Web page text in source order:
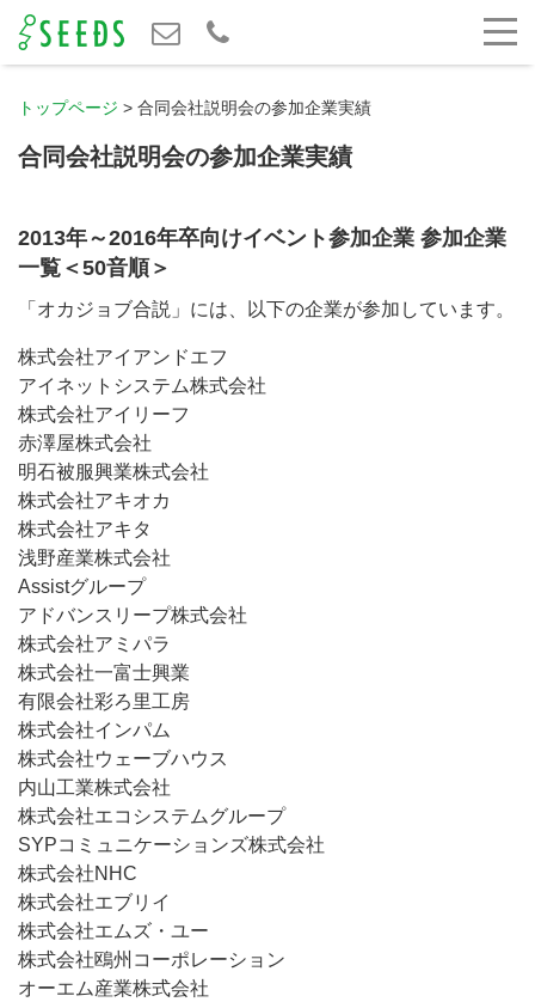
トップページ > 合同会社説明会の参加企業実績
合同会社説明会の参加企業実績
2013年～2016年卒向けイベント参加企業 参加企業
一覧＜50音順＞
「オカジョブ合説」には、以下の企業が参加しています。
株式会社アイアンドエフ
アイネットシステム株式会社
株式会社アイリーフ
赤澤屋株式会社
明石被服興業株式会社
株式会社アキオカ
株式会社アキタ
浅野産業株式会社
Assistグループ
アドバンスリープ株式会社
株式会社アミパラ
株式会社一富士興業
有限会社彩ろ里工房
株式会社インパム
株式会社ウェーブハウス
内山工業株式会社
株式会社エコシステムグループ
SYPコミュニケーションズ株式会社
株式会社NHC
株式会社エブリイ
株式会社エムズ・ユー
株式会社鴎州コーポレーション
オーエム産業株式会社